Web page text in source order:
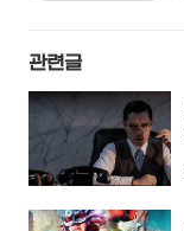
관련글